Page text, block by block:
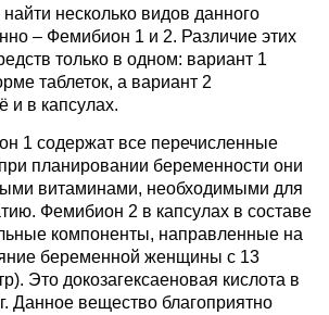
несколько видов данного
– Фемибион 1 и 2. Различие этих
только в одном: вариант 1
таблеток, а вариант 2
и в капсулах.
1 содержат все перечисленные
планировании беременности они
витаминами, необходимыми для
Фемибион 2 в капсулах в составе
компоненты, направленные на
беременной женщины с 13
Это докозагексаеновая кислота в
Данное вещество благоприятно